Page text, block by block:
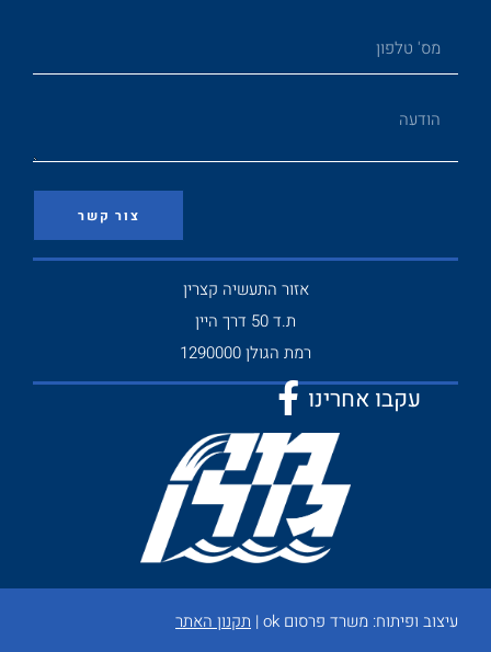
צור קשר
אזור התעשיה קצרין
ת.ד 50 דרך היין
רמת הגולן 1290000
עקבו אחרינו
עיצוב ופיתוח: משרד פרסום ok | תקנון האתר